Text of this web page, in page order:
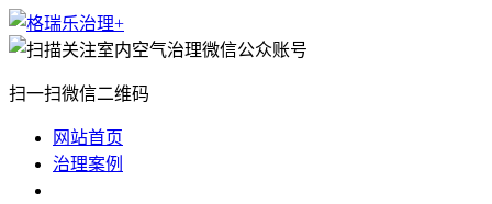
扫一扫微信二维码
网站首页
治理案例